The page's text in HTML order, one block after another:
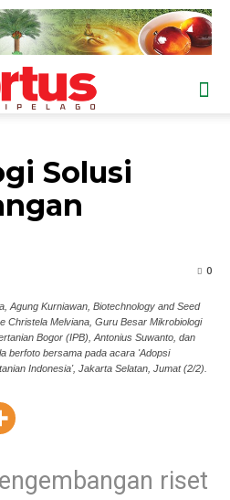
Solusi
0
Agung Kurniawan, Biotechnology and Seed
Christela Melviana, Guru Besar Mikrobiologi
Bogor (IPB), Antonius Suwanto, dan
berfoto bersama pada acara 'Adopsi
Indonesia', Jakarta Selatan, Jumat (2/2).
riset